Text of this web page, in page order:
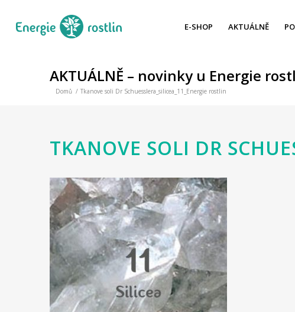
E-SHOP AKTUÁLNĚ
AKTUÁLNĚ – novinky u Energie
Domů / Tkanove soli Dr Schuesslera_silicea_11_Energie rostlin
TKANOVE SOLI DR